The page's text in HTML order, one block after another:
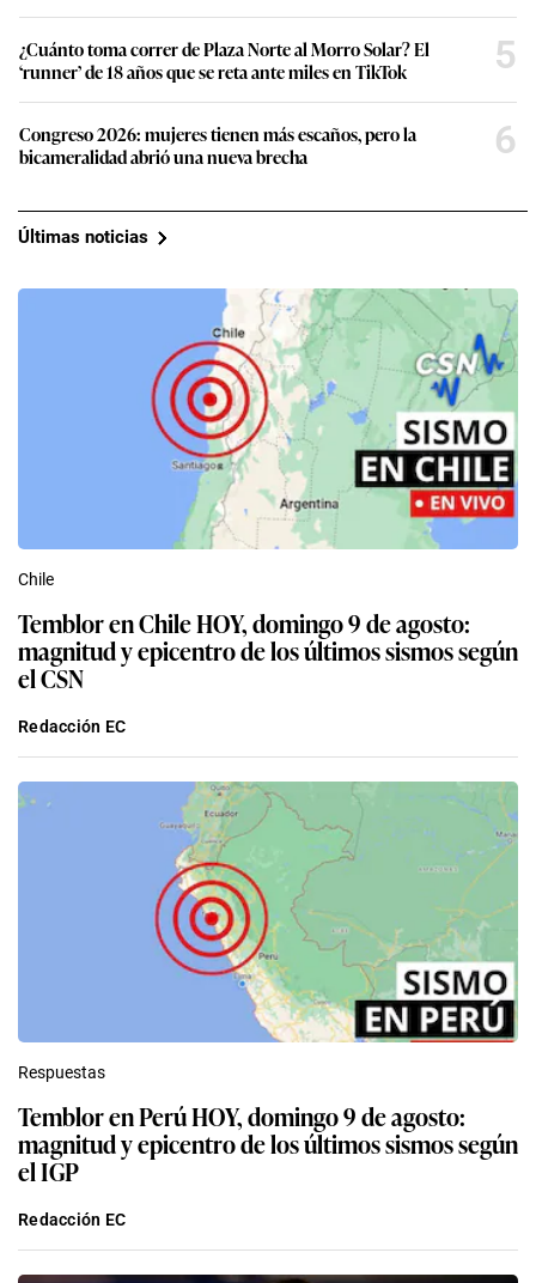
¿Cuánto toma correr de Plaza Norte al Morro Solar? El
‘runner’ de 18 años que se reta ante miles en TikTok
5
Congreso 2026: mujeres tienen más escaños, pero la
bicameralidad abrió una nueva brecha
6
Últimas noticias
Chile
Temblor en Chile HOY, domingo 9 de agosto:
magnitud y epicentro de los últimos sismos según
el CSN
Redacción EC
Respuestas
Temblor en Perú HOY, domingo 9 de agosto:
magnitud y epicentro de los últimos sismos según
el IGP
Redacción EC